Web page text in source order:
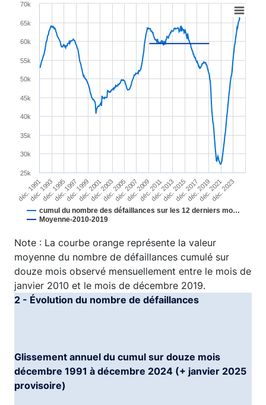
Line chart with 2 lines.
View as data table, Chart
The chart has 1 X axis displaying XAxis.
The chart has 1 Y axis displaying YAxis. Range: 25000
cumul du nombre des défaillances sur les 12 derniers mo…
Moyenne-2010-2019
25k
30k
35k
40k
45k
50k
55k
60k
65k
70k
déc. 1991
déc. 1993déc. 1995déc. 1997déc. 1999déc. 2001déc. 2003déc. 2005déc. 2007déc. 2009déc. 2011déc. 2013déc. 2015déc. 2017déc. 2019déc. 2021
déc. 2023
End of interactive chart.
Note : La courbe orange représente la valeur
moyenne du nombre de défaillances cumulé sur
douze mois observé mensuellement entre le mois de
janvier 2010 et le mois de décembre 2019.
2 - Évolution du nombre de défaillances
Glissement annuel du cumul sur douze mois
décembre 1991 à décembre 2024 (+ janvier 2025
provisoire)